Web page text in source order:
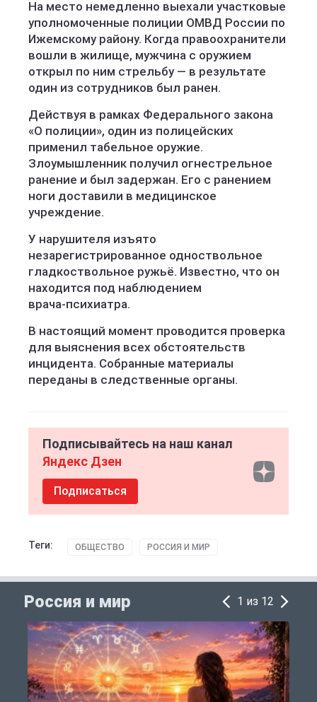
На место немедленно выехали участковые
уполномоченные полиции ОМВД России по
Ижемскому району. Когда правоохранители
вошли в жилище, мужчина с оружием
открыл по ним стрельбу — в результате
один из сотрудников был ранен.
Действуя в рамках Федерального закона
«О полиции», один из полицейских
применил табельное оружие.
Злоумышленник получил огнестрельное
ранение и был задержан. Его с ранением
ноги доставили в медицинское
учреждение.
У нарушителя изъято
незарегистрированное одноствольное
гладкоствольное ружьё. Известно, что он
находится под наблюдением
врача‑психиатра.
В настоящий момент проводится проверка
для выяснения всех обстоятельств
инцидента. Собранные материалы
переданы в следственные органы.
Подписывайтесь на наш канал
Яндекс Дзен
Подписаться
Теги: ОБЩЕСТВО РОССИЯ И МИР
Россия и мир 1 из 12